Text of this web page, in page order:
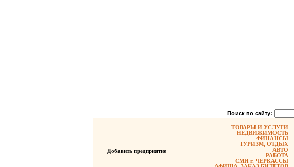
Поиск по сайту:
Добавить предприятие
ТОВАРЫ И УСЛУГИ
НЕДВИЖИМОСТЬ
ФИНАНСЫ
ТУРИЗМ, ОТДЫХ
АВТО
РАБОТА
СМИ г. ЧЕРКАССЫ